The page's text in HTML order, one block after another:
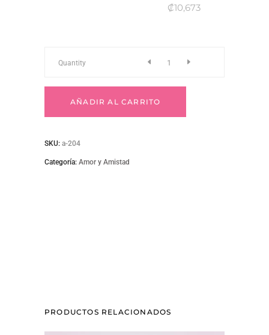
₡10,673
a-
Quantity
AÑADIR AL CARRITO
SKU: a-204
Categoría: Amor y Amistad
PRODUCTOS RELACIONADOS